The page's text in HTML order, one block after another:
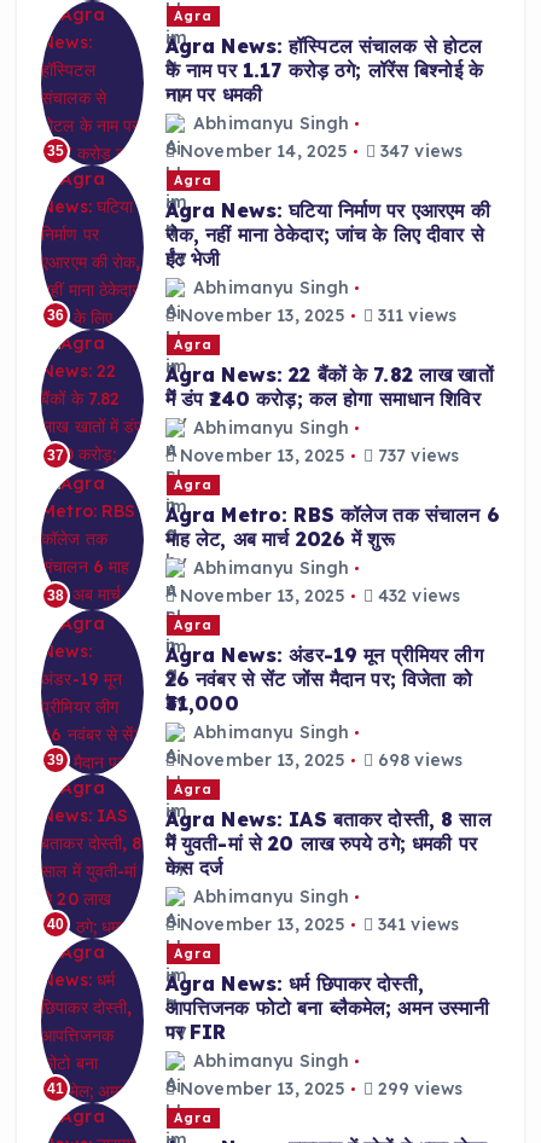
35
Agra
Agra News: हॉस्पिटल संचालक से होटल
के नाम पर 1.17 करोड़ ठगे; लॉरेंस बिश्नोई के
नाम पर धमकी
Abhimanyu Singh
November 14, 2025
347 views
36
Agra
Agra News: घटिया निर्माण पर एआरएम की
रोक, नहीं माना ठेकेदार; जांच के लिए दीवार से
ईंट भेजी
Abhimanyu Singh
November 13, 2025
311 views
37
Agra
Agra News: 22 बैंकों के 7.82 लाख खातों
में डंप ₹240 करोड़; कल होगा समाधान शिविर
Abhimanyu Singh
November 13, 2025
737 views
38
Agra
Agra Metro: RBS कॉलेज तक संचालन 6
माह लेट, अब मार्च 2026 में शुरू
Abhimanyu Singh
November 13, 2025
432 views
39
Agra
Agra News: अंडर-19 मून प्रीमियर लीग
26 नवंबर से सेंट जोंस मैदान पर; विजेता को
₹31,000
Abhimanyu Singh
November 13, 2025
698 views
40
Agra
Agra News: IAS बताकर दोस्ती, 8 साल
में युवती-मां से 20 लाख रुपये ठगे; धमकी पर
केस दर्ज
Abhimanyu Singh
November 13, 2025
341 views
41
Agra
Agra News: धर्म छिपाकर दोस्ती,
आपत्तिजनक फोटो बना ब्लैकमेल; अमन उस्मानी
पर FIR
Abhimanyu Singh
November 13, 2025
299 views
Agra